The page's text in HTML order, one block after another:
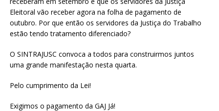
Eleitoral vão receber agora na folha de pagamento de
outubro. Por que então os servidores da Justiça do Trabalho
estão tendo tratamento diferenciado?
O SINTRAJUSC convoca a todos para construirmos juntos
uma grande manifestação nesta quarta.
Pelo cumprimento da Lei!
Exigimos o pagamento da GAJ Já!